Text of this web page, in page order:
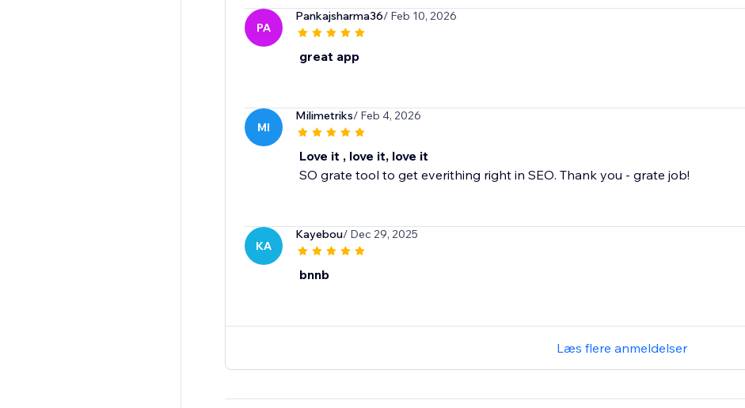
PA
Pankajsharma36/ Feb 10, 2026
great app
MI
Milimetriks/ Feb 4, 2026
Love it , love it, love it
SO grate tool to get everithing right in SEO. Thank you - grate job!
KA
Kayebou/ Dec 29, 2025
bnnb
Læs flere anmeldelser